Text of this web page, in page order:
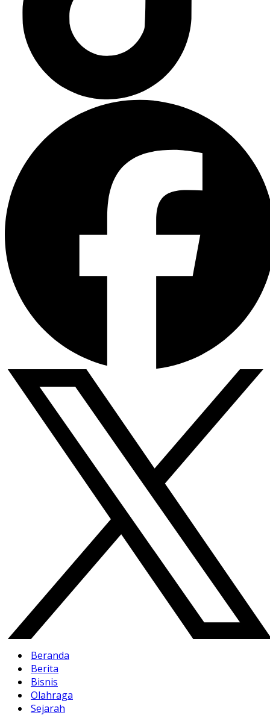
Beranda
Berita
Bisnis
Olahraga
Sejarah